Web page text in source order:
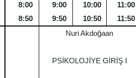
8:00
8:50
9:00
9:50
10:00
10:50
11:00
11:50
Nuri Akdoğaan
PSİKOLOJİYE GİRİŞ I